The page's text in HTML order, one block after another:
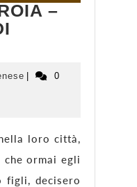
–
Alex
0
loro città,
ormai egli
figli, decisero